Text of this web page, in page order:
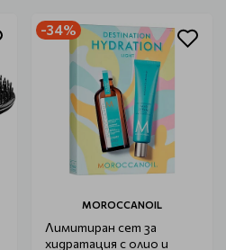
-34%
MOROCCANOIL
Лимитиран сет за
хидратация с олио и